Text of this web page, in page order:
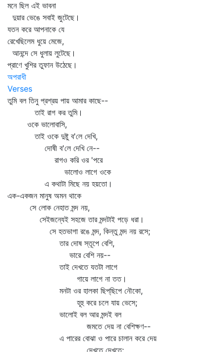
মনে ছিল এই ভাবনা
দুয়ার ভেঙে সবাই জুটেছে।
যতন করে আপনাকে যে
রেখেছিলেম ধুয়ে মেজে,
আনন্দে সে ধুলায় লুটেছে।
প্রাণে খুশির তুফান উঠেছে।
অপরাধী
Verses
তুমি বল তিনু প্রশ্রয় পায় আমার কাছে--
তাই রাগ কর তুমি।
ওকে ভালোবাসি,
তাই ওকে দুষ্টু ব'লে দেখি,
দোষী ব'লে দেখি নে--
রাগও করি ওর 'পরে
ভালোও লাগে ওকে
এ কথাটা মিছে নয় হয়তো।
এক-একজন মানুষ অমন থাকে
সে লোক নেহাত মন্দ নয়,
সেইজন্যেই সহজে তার মন্দটাই পড়ে ধরা।
সে হতভাগা রঙে মন্দ, কিন্তু মন্দ নয় রসে;
তার দোষ স্তূপে বেশি,
ভারে বেশি নয়--
তাই দেখতে যতটা লাগে
গায়ে লাগে না তত।
মনটা ওর হালকা ছিপ্‌ছিপে নৌকো,
হূহু করে চলে যায় ভেসে;
ভালোই বল আর মন্দই বল
জমতে দেয় না বেশিক্ষণ--
এ পারের বোঝা ও পারে চালান করে দেয়
দেখতে দেখতে;